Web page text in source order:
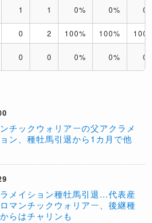
1 1 0% 0%
0 2 100% 100%
0 0 0% 0%
チックウォリアーの父アクラメ
ン、種牡馬引退から1カ月で他
メイション種牡馬引退…代表産
マンチックウォリアー、後継種
らはチャリンも